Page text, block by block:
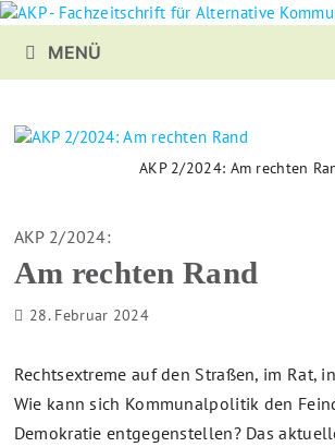
Zurück
Inhalt
MENÜ
AKP 2/2024: Am rechten
AKP 2/2024:
Am rechten Rand
28. Februar 2024
Rechtsextreme auf den Straßen, im Rat,
Wie kann sich Kommunalpolitik den
Demokratie entgegenstellen? Das